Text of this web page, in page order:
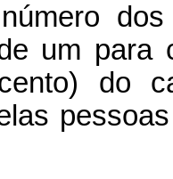
um para
do